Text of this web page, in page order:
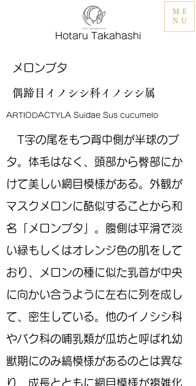
Hotaru Takahashi
ME
NU
メロンブタ
偶蹄目イノシシ科イノシシ属
ARTIODACTYLA Suidae Sus cucumelo
T字の尾をもつ背中側が半球のブ
タ。体毛はなく、頭部から臀部にか
けて美しい網目模様がある。外観が
マスクメロンに酷似することから和
名「メロンブタ」。腹側は平滑で淡
い緑もしくはオレンジ色の肌をして
おり、メロンの種に似た乳首が中央
に向かい合うように左右に列を成し
て、密生している。他のイノシシ科
やバク科の哺乳類が瓜坊と呼ばれ幼
獣期にのみ縞模様があるのとは異な
り、成長とともに網目模様が複雑化